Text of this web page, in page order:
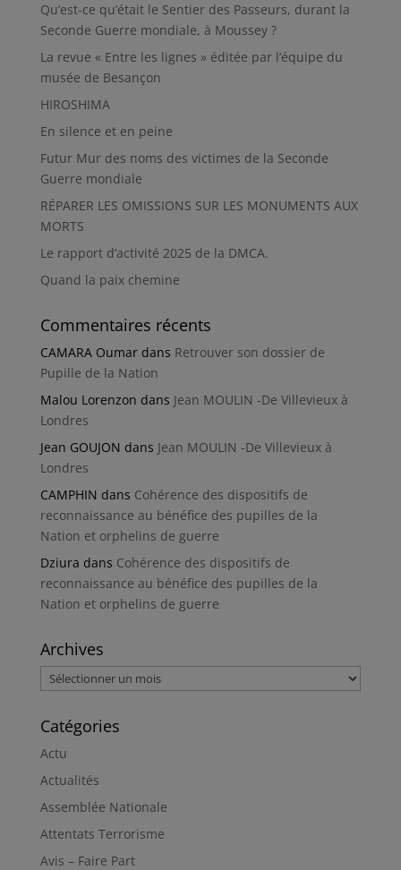
Qu’est-ce qu’était le Sentier des Passeurs, durant la
Seconde Guerre mondiale, à Moussey ?
La revue « Entre les lignes » éditée par l’équipe du
musée de Besançon
HIROSHIMA
En silence et en peine
Futur Mur des noms des victimes de la Seconde
Guerre mondiale
RÉPARER LES OMISSIONS SUR LES MONUMENTS AUX
MORTS
Le rapport d’activité 2025 de la DMCA.
Quand la paix chemine
Commentaires récents
CAMARA Oumardans Retrouver son dossier de
Pupille de la Nation
Malou Lorenzon dans Jean MOULIN -De Villevieux à
Londres
Jean GOUJON dans Jean MOULIN -De Villevieux à
Londres
CAMPHIN dans Cohérence des dispositifs de
reconnaissance au bénéfice des pupilles de la
Nation et orphelins de guerre
Dziura dans Cohérence des dispositifs de
reconnaissance au bénéfice des pupilles de la
Nation et orphelins de guerre
Archives
Archives
Catégories
Actu
Actualités
Assemblée Nationale
Attentats Terrorisme
Avis – Faire Part